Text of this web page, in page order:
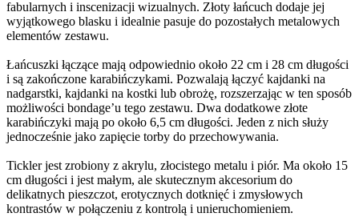
fabularnych i inscenizacji wizualnych. Złoty łańcuch dodaje jej
wyjątkowego blasku i idealnie pasuje do pozostałych metalowych
elementów zestawu.
Łańcuszki łączące mają odpowiednio około 22 cm i 28 cm długości
i są zakończone karabińczykami. Pozwalają łączyć kajdanki na
nadgarstki, kajdanki na kostki lub obrożę, rozszerzając w ten sposób
możliwości bondage’u tego zestawu. Dwa dodatkowe złote
karabińczyki mają po około 6,5 cm długości. Jeden z nich służy
jednocześnie jako zapięcie torby do przechowywania.
Tickler jest zrobiony z akrylu, złocistego metalu i piór. Ma około 15
cm długości i jest małym, ale skutecznym akcesorium do
delikatnych pieszczot, erotycznych dotknięć i zmysłowych
kontrastów w połączeniu z kontrolą i unieruchomieniem.